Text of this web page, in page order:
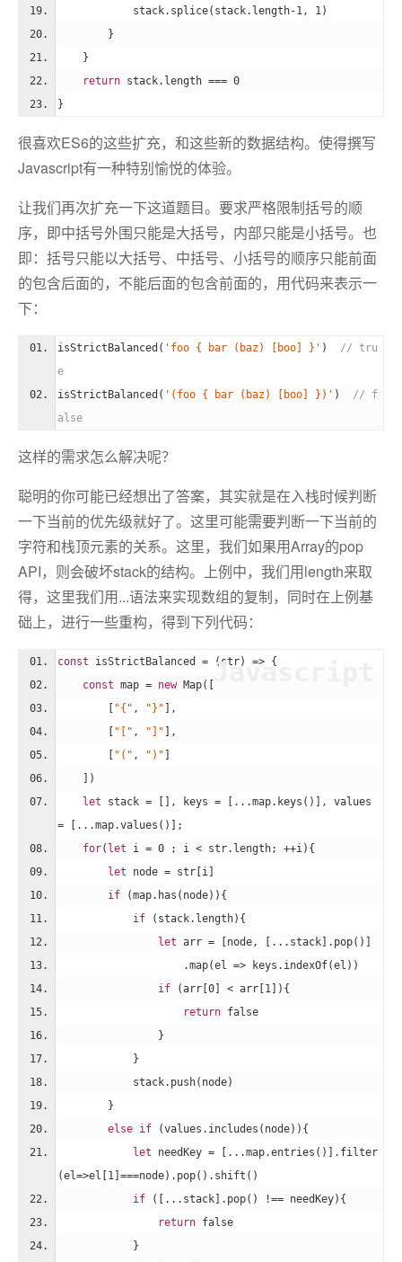
            stack.splice(stack.length
-1, 1)
        }
    }
return stack.length === 0
}
很喜欢ES6的这些扩充，和这些新的数据结构。使得撰写
Javascript有一种特别愉悦的体验。
让我们再次扩充一下这道题目。要求严格限制括号的顺
序，即中括号外围只能是大括号，内部只能是小括号。也
即：括号只能以大括号、中括号、小括号的顺序只能前面
的包含后面的，不能后面的包含前面的，用代码来表示一
下：
isStrictBalanced( 'foo { bar (baz) [boo] }' ) // tru
e
isStrictBalanced( '(foo { bar (baz) [boo] })' ) // f
alse
这样的需求怎么解决呢？
聪明的你可能已经想出了答案，其实就是在入栈时候判断
一下当前的优先级就好了。这里可能需要判断一下当前的
字符和栈顶元素的关系。这里，我们如果用Array的pop
API，则会破坏stack的结构。上例中，我们用length来取
得，这里我们用...语法来实现数组的复制，同时在上例基
础上，进行一些重构，得到下列代码：
const isStrictBalanced = ( str) => {
const map = new Map([
"{" , "}" ],
"[" , "]" ],
"(" , ")"
    ])
let stack = [], keys = [...map.keys()], values
= [...map.values()];
for( let i = 0 ; i < str.length; ++i){
let node = str[i]
if (map.has(node)){
if (stack.length){
let arr = [node, [...stack].pop()]
                    .map(
el => keys.indexOf(el))
if (arr[ 0 ] < arr[ 1 ]){
return false
                }
            }
            stack.push(node)
        }
else if (values.includes(node)){
let needKey = [...map.entries()].filter
(el=>el[ 1 ]===node).pop().shift()
if ([...stack].pop() !== needKey){
return false
            }
Javascript